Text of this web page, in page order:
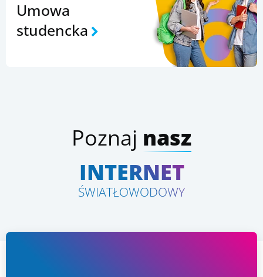
Umowa
studencka
Poznaj nasz
INTERNET
ŚWIATŁOWODOWY